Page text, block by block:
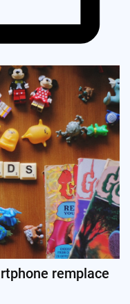
remplace